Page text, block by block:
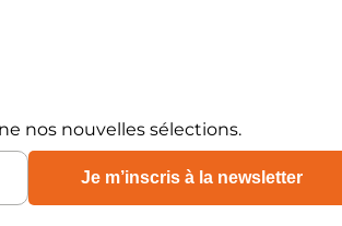
nos nouvelles sélections.